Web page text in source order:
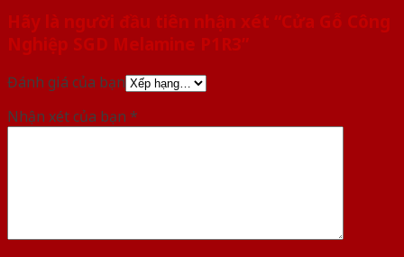
Hãy là người đầu tiên nhận xét “Cửa Gỗ Công
Nghiệp SGD Melamine P1R3”
Đánh giá của bạn
Nhận xét của bạn *